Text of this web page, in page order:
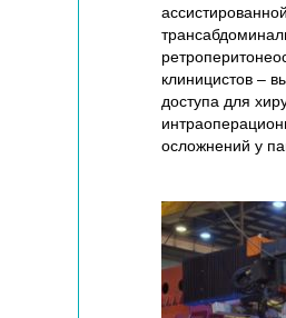
клиницистов –
доступа для
осложнений у